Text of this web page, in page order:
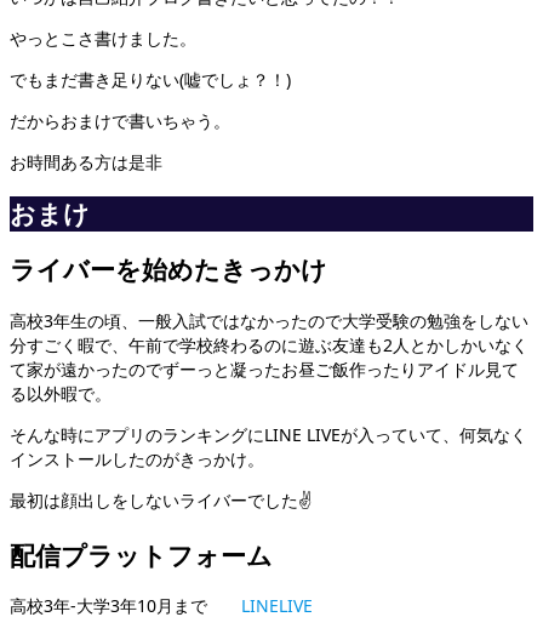
やっとこさ書けました。
でもまだ書き足りない(嘘でしょ？！)
だからおまけで書いちゃう。
お時間ある方は是非
おまけ
ライバーを始めたきっかけ
高校3年生の頃、一般入試ではなかったので大学受験の勉強をしない
分すごく暇で、午前で学校終わるのに遊ぶ友達も2人とかしかいなく
て家が遠かったのでずーっと凝ったお昼ご飯作ったりアイドル見て
る以外暇で。
そんな時にアプリのランキングにLINE LIVEが入っていて、何気なく
インストールしたのがきっかけ。
最初は顔出しをしないライバーでした✌️
配信プラットフォーム
高校3年-大学3年10月まで LINELIVE